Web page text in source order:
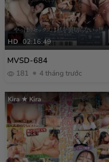
HD 02:16:49
MVSD-684
181 4 tháng trước
Kira ★ Kira